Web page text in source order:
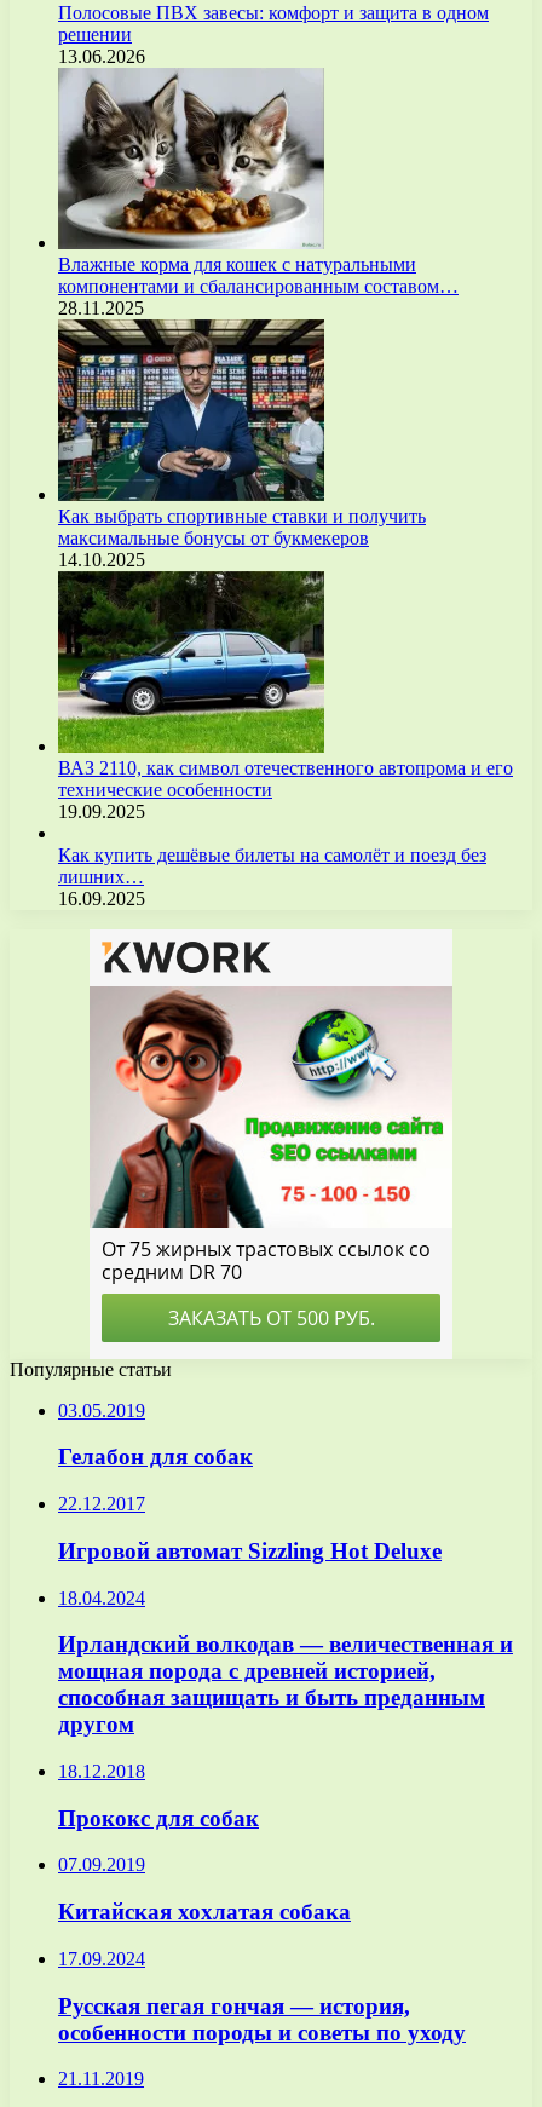
Полосовые ПВХ завесы: комфорт и защита в одном
решении
13.06.2026
Влажные корма для кошек с натуральными
компонентами и сбалансированным составом…
28.11.2025
Как выбрать спортивные ставки и получить
максимальные бонусы от букмекеров
14.10.2025
ВАЗ 2110, как символ отечественного автопрома и его
технические особенности
19.09.2025
Как купить дешёвые билеты на самолёт и поезд без
лишних…
16.09.2025
Популярные статьи
03.05.2019
Гелабон для собак
22.12.2017
Игровой автомат Sizzling Hot Deluxe
18.04.2024
Ирландский волкодав — величественная и
мощная порода с древней историей,
способная защищать и быть преданным
другом
18.12.2018
Прококс для собак
07.09.2019
Китайская хохлатая собака
17.09.2024
Русская пегая гончая — история,
особенности породы и советы по уходу
21.11.2019